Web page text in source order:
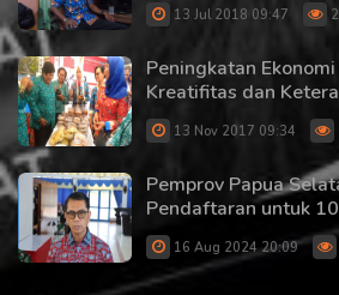
13 Jul 2018 09:47
Peningkatan
Kreatifitas dan
13 Nov 2017 09:34
Pemprov Papua
Pendaftaran untuk
16 Aug 2024 20:09